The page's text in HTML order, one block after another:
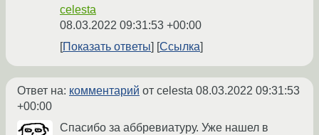
celesta
08.03.2022 09:31:53 +00:00
Показать ответы
Ссылка
Ответ на: комментарий от celesta 08.03.2022 09:31:53
+00:00
Спасибо за аббревиатуру. Уже нашел в